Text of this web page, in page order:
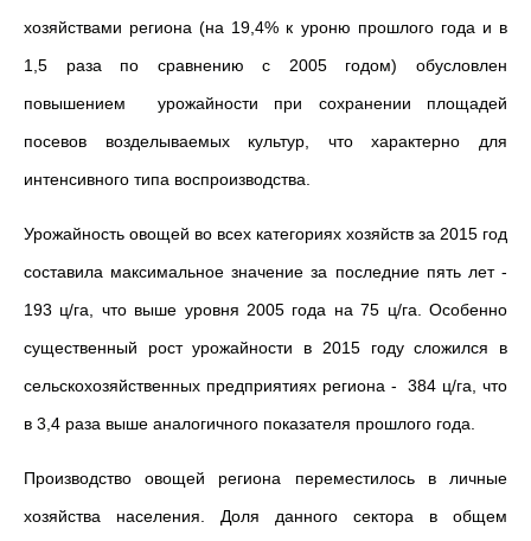
хозяйствами региона (на 19,4% к уроню прошлого года и в
1,5 раза по сравнению с 2005 годом) обусловлен
повышением урожайности при сохранении площадей
посевов возделываемых культур, что характерно для
интенсивного типа воспроизводства.
Урожайность овощей во всех категориях хозяйств за 2015 год
составила максимальное значение за последние пять лет -
193 ц/га, что выше уровня 2005 года на 75 ц/га. Особенно
существенный рост урожайности в 2015 году сложился в
сельскохозяйственных предприятиях региона - 384 ц/га, что
в 3,4 раза выше аналогичного показателя прошлого года.
Производство овощей региона переместилось в личные
хозяйства населения. Доля данного сектора в общем